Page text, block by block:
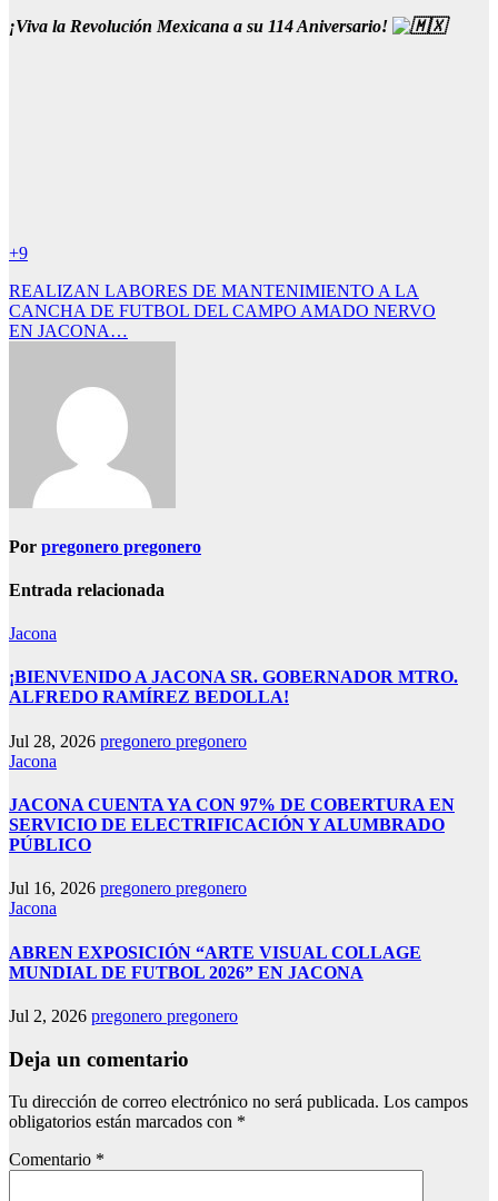
¡Viva la Revolución Mexicana a su 114 Aniversario!
+9
Navegación
de
REALIZAN LABORES DE MANTENIMIENTO A LA
CANCHA DE FUTBOL DEL CAMPO AMADO NERVO
EN JACONA…
Por pregonero pregonero
Entrada relacionada
Jacona
¡BIENVENIDO A JACONA SR. GOBERNADOR MTRO.
ALFREDO RAMÍREZ BEDOLLA!
Jul 28, 2026 pregonero pregonero
Jacona
JACONA CUENTA YA CON 97% DE COBERTURA EN
SERVICIO DE ELECTRIFICACIÓN Y ALUMBRADO
PÚBLICO
Jul 16, 2026 pregonero pregonero
Jacona
ABREN EXPOSICIÓN “ARTE VISUAL COLLAGE
MUNDIAL DE FUTBOL 2026” EN JACONA
Jul 2, 2026 pregonero pregonero
Deja un comentario
Tu dirección de correo electrónico no será publicada. Los campos
obligatorios están marcados con *
Comentario *